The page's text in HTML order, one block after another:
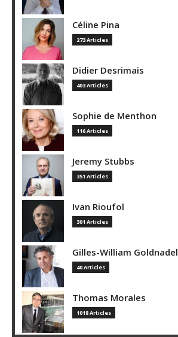
Céline Pina
273 Articles
Didier Desrimais
403 Articles
Sophie de Menthon
116 Articles
Jeremy Stubbs
351 Articles
Ivan Rioufol
301 Articles
Gilles-William Goldnadel
40 Articles
Thomas Morales
1018 Articles